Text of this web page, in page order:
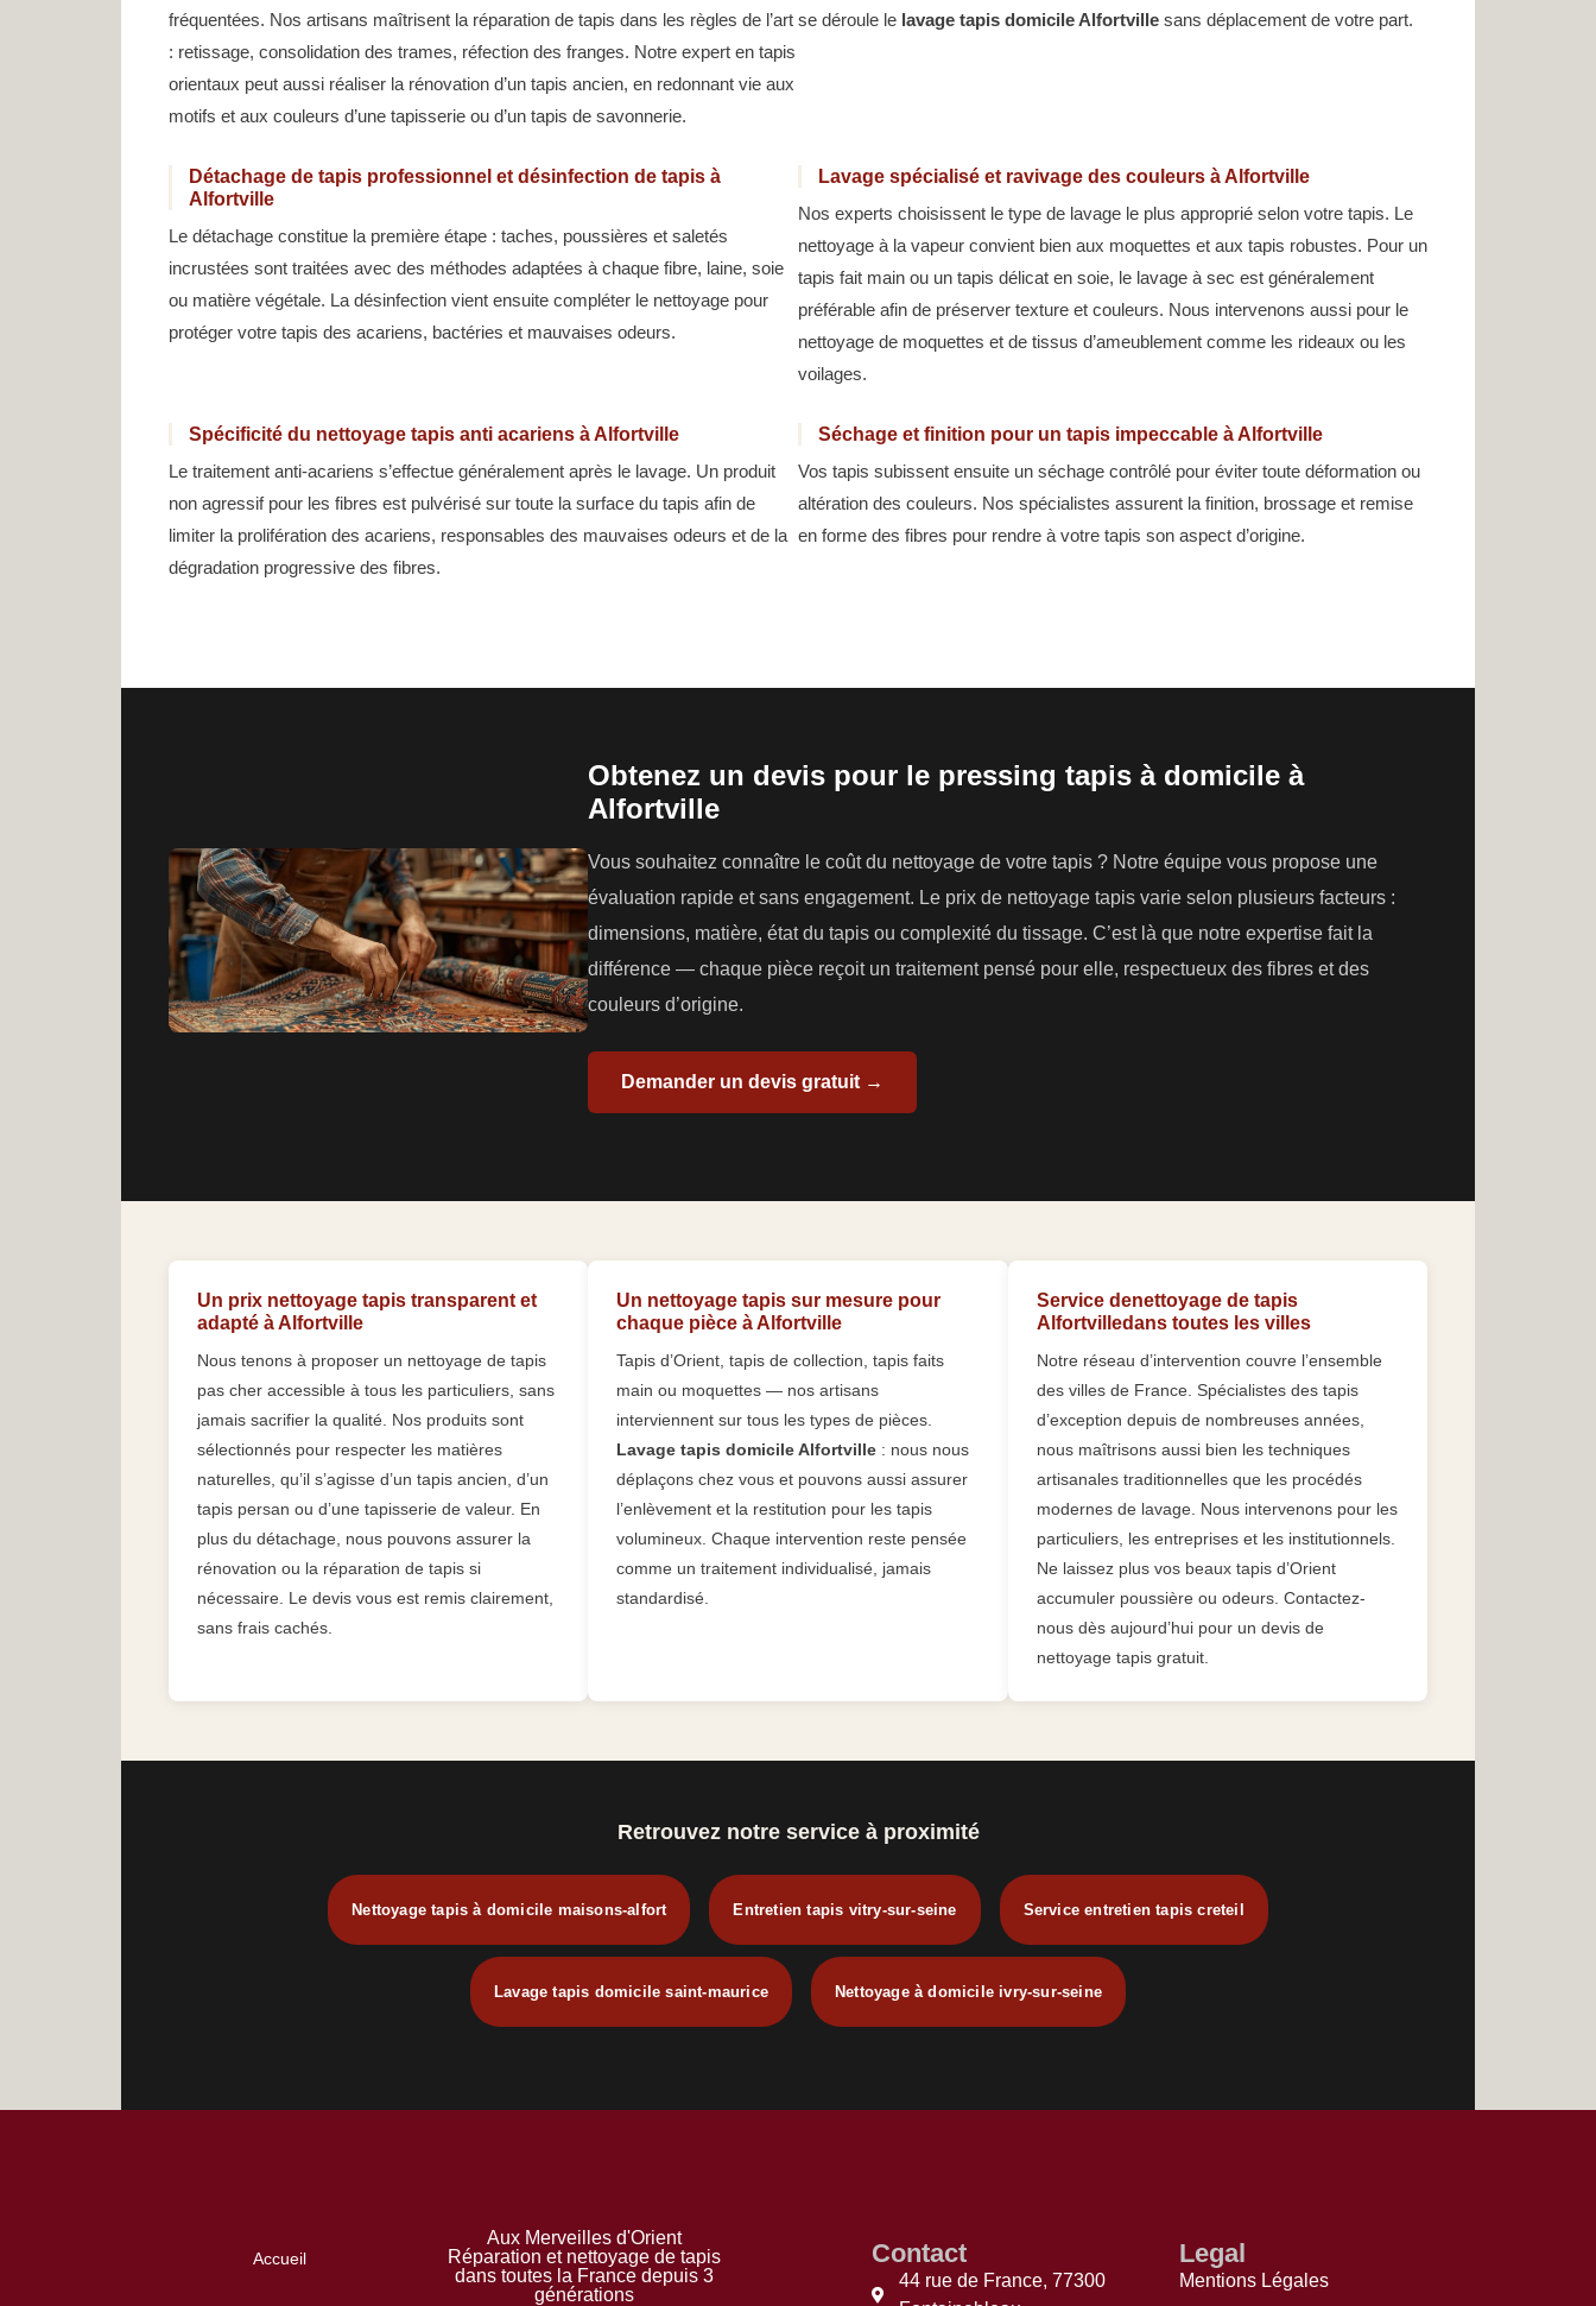
fréquentées. Nos artisans maîtrisent la réparation de tapis dans les règles de l’art
: retissage, consolidation des trames, réfection des franges. Notre expert en tapis
orientaux peut aussi réaliser la rénovation d’un tapis ancien, en redonnant vie aux
motifs et aux couleurs d’une tapisserie ou d’un tapis de savonnerie.
se déroule le lavage tapis domicile Alfortville sans déplacement de votre part.
Détachage de tapis professionnel et désinfection de tapis à
Alfortville
Le détachage constitue la première étape : taches, poussières et saletés
incrustées sont traitées avec des méthodes adaptées à chaque fibre, laine, soie
ou matière végétale. La désinfection vient ensuite compléter le nettoyage pour
protéger votre tapis des acariens, bactéries et mauvaises odeurs.
Lavage spécialisé et ravivage des couleurs à Alfortville
Nos experts choisissent le type de lavage le plus approprié selon votre tapis. Le
nettoyage à la vapeur convient bien aux moquettes et aux tapis robustes. Pour un
tapis fait main ou un tapis délicat en soie, le lavage à sec est généralement
préférable afin de préserver texture et couleurs. Nous intervenons aussi pour le
nettoyage de moquettes et de tissus d’ameublement comme les rideaux ou les
voilages.
Spécificité du nettoyage tapis anti acariens à Alfortville
Le traitement anti-acariens s’effectue généralement après le lavage. Un produit
non agressif pour les fibres est pulvérisé sur toute la surface du tapis afin de
limiter la prolifération des acariens, responsables des mauvaises odeurs et de la
dégradation progressive des fibres.
Séchage et finition pour un tapis impeccable à Alfortville
Vos tapis subissent ensuite un séchage contrôlé pour éviter toute déformation ou
altération des couleurs. Nos spécialistes assurent la finition, brossage et remise
en forme des fibres pour rendre à votre tapis son aspect d’origine.
Obtenez un devis pour le pressing tapis à domicile à
Alfortville
Vous souhaitez connaître le coût du nettoyage de votre tapis ? Notre équipe vous propose une
évaluation rapide et sans engagement. Le prix de nettoyage tapis varie selon plusieurs facteurs :
dimensions, matière, état du tapis ou complexité du tissage. C’est là que notre expertise fait la
différence — chaque pièce reçoit un traitement pensé pour elle, respectueux des fibres et des
couleurs d’origine.
Demander un devis gratuit →
Un prix nettoyage tapis transparent et
adapté à Alfortville
Nous tenons à proposer un nettoyage de tapis
pas cher accessible à tous les particuliers, sans
jamais sacrifier la qualité. Nos produits sont
sélectionnés pour respecter les matières
naturelles, qu’il s’agisse d’un tapis ancien, d’un
tapis persan ou d’une tapisserie de valeur. En
plus du détachage, nous pouvons assurer la
rénovation ou la réparation de tapis si
nécessaire. Le devis vous est remis clairement,
sans frais cachés.
Un nettoyage tapis sur mesure pour
chaque pièce à Alfortville
Tapis d’Orient, tapis de collection, tapis faits
main ou moquettes — nos artisans
interviennent sur tous les types de pièces.
Lavage tapis domicile Alfortville : nous nous
déplaçons chez vous et pouvons aussi assurer
l’enlèvement et la restitution pour les tapis
volumineux. Chaque intervention reste pensée
comme un traitement individualisé, jamais
standardisé.
Service denettoyage de tapis
Alfortvilledans toutes les villes
Notre réseau d’intervention couvre l’ensemble
des villes de France. Spécialistes des tapis
d’exception depuis de nombreuses années,
nous maîtrisons aussi bien les techniques
artisanales traditionnelles que les procédés
modernes de lavage. Nous intervenons pour les
particuliers, les entreprises et les institutionnels.
Ne laissez plus vos beaux tapis d’Orient
accumuler poussière ou odeurs. Contactez-
nous dès aujourd’hui pour un devis de
nettoyage tapis gratuit.
Retrouvez notre service à proximité
Nettoyage tapis à domicile maisons-alfort Entretien tapis vitry-sur-seine Service entretien tapis creteil
Lavage tapis domicile saint-maurice Nettoyage à domicile ivry-sur-seine
Accueil
Aux Merveilles d'Orient
Réparation et nettoyage de tapis
dans toutes la France depuis 3
générations
Contact
44 rue de France, 77300
Legal
Mentions Légales